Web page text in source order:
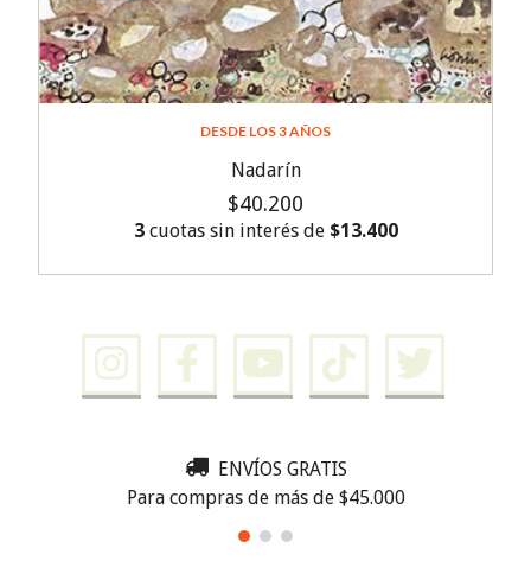
DESDE LOS 3 AÑOS
Nadarín
$40.200
3cuotas sin interés de $13.400
ENVÍOS GRATIS
Para compras de más de $45.000